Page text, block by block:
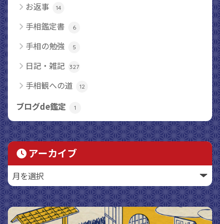
お返事 14
手相鑑定書 6
手相の勉強 5
日記・雑記 327
手相観への道 12
ブログde鑑定 1
アーカイブ